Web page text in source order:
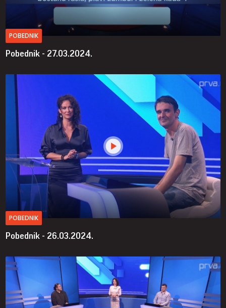
POBEDNIK
Pobednik - 27.03.2024.
POBEDNIK
Pobednik - 26.03.2024.